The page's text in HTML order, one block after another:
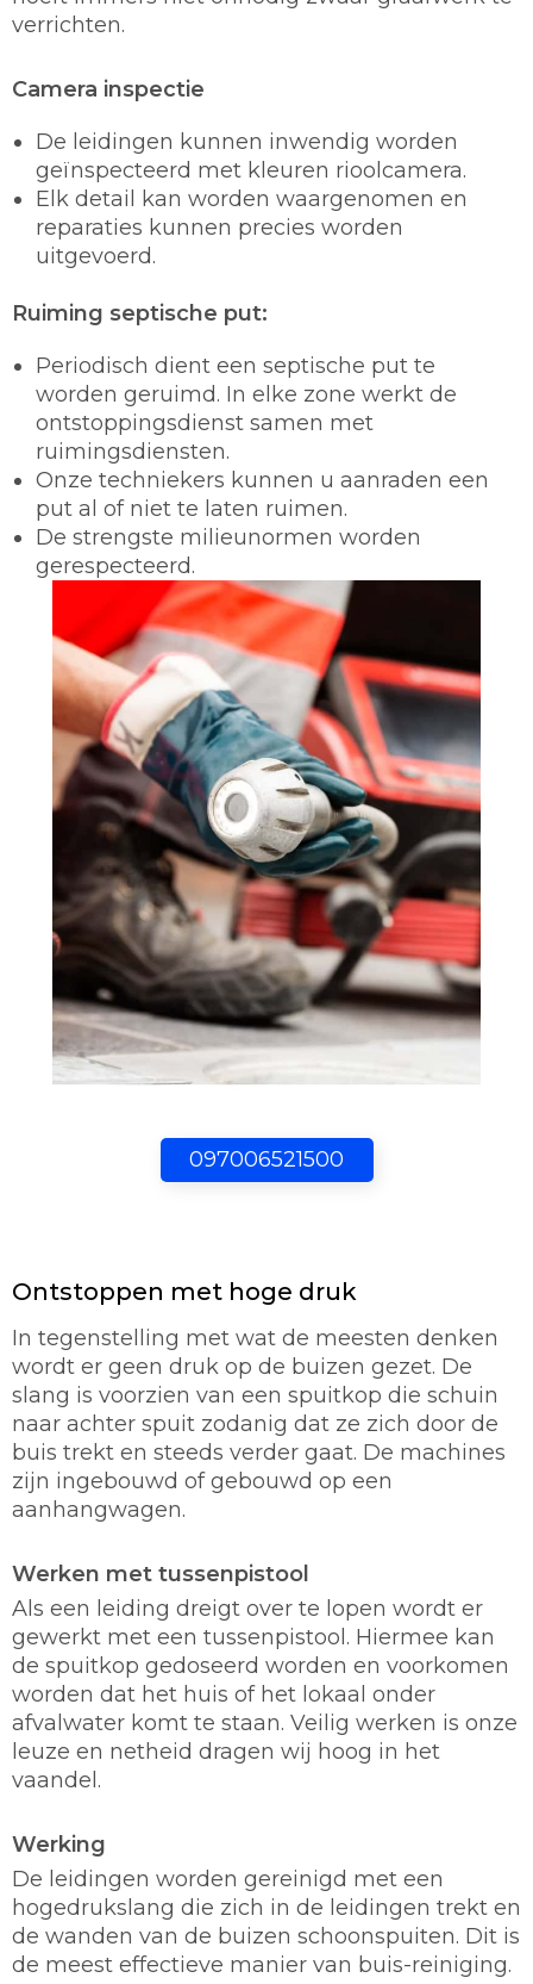
097006521500
verrichten.
Camera inspectie
De leidingen kunnen inwendig worden
geïnspecteerd met kleuren rioolcamera.
Elk detail kan worden waargenomen en
reparaties kunnen precies worden
uitgevoerd.
Ruiming septische put:
Periodisch dient een septische put te
worden geruimd. In elke zone werkt de
ontstoppingsdienst samen met
ruimingsdiensten.
Onze techniekers kunnen u aanraden een
put al of niet te laten ruimen.
De strengste milieunormen worden
gerespecteerd.
Ontstoppen met hoge druk
In tegenstelling met wat de meesten denken
wordt er geen druk op de buizen gezet. De
slang is voorzien van een spuitkop die schuin
naar achter spuit zodanig dat ze zich door de
buis trekt en steeds verder gaat. De machines
zijn ingebouwd of gebouwd op een
aanhangwagen.
Werken met tussenpistool
Als een leiding dreigt over te lopen wordt er
gewerkt met een tussenpistool. Hiermee kan
de spuitkop gedoseerd worden en voorkomen
worden dat het huis of het lokaal onder
afvalwater komt te staan. Veilig werken is onze
leuze en netheid dragen wij hoog in het
vaandel.
Werking
De leidingen worden gereinigd met een
hogedrukslang die zich in de leidingen trekt en
de wanden van de buizen schoonspuiten. Dit is
de meest effectieve manier van buis-reiniging.